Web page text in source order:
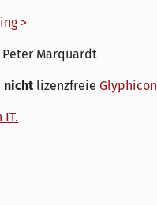
>
Peter Marquardt
nicht lizenzfreie
IT.